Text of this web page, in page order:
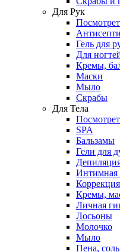
Для Рук
Гель для
Для
Кремы,
Маски
Мыло
Скрабы
Для Тела
SPA
Бальзамы
Гели для
Интимная
Кремы,
Личная
Лосьоны
Молочко
Мыло
Пена,